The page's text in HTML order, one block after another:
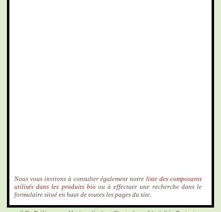
Nous vous invitons à consulter également notreliste des composants
utilisés dans les produits bio ou à effectuer une recherche dans le
formulaire situé en haut de toutes les pages du site.